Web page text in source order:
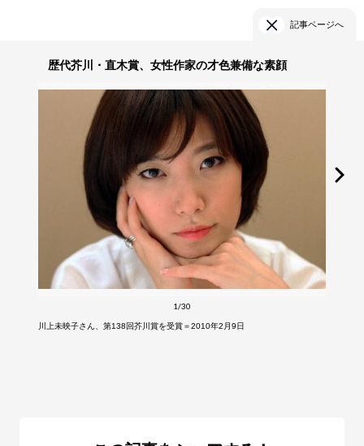
記事ページへ
歴代芥川・直木賞、女性作家の才色兼備な素顔
1/30
川上未映子さん、第138回芥川賞を受賞＝2010年2月9日